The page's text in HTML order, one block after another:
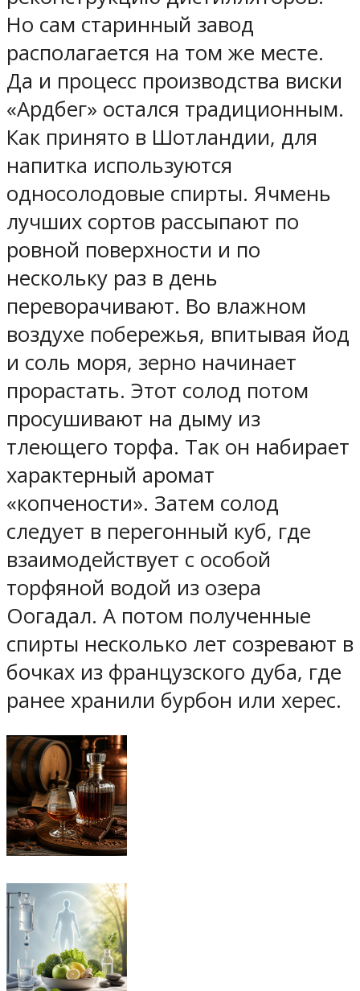
Но сам старинный завод
располагается на том же месте.
Да и процесс производства виски
«Ардбег» остался традиционным.
Как принято в Шотландии, для
напитка используются
односолодовые спирты. Ячмень
лучших сортов рассыпают по
ровной поверхности и по
нескольку раз в день
переворачивают. Во влажном
воздухе побережья, впитывая йод
и соль моря, зерно начинает
прорастать. Этот солод потом
просушивают на дыму из
тлеющего торфа. Так он набирает
характерный аромат
«копчености». Затем солод
следует в перегонный куб, где
взаимодействует с особой
торфяной водой из озера
Оогадал. А потом полученные
спирты несколько лет созревают в
бочках из французского дуба, где
ранее хранили бурбон или херес.